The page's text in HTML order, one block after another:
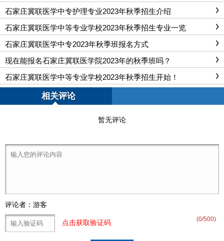
石家庄冀联医学中专护理专业2023年秋季招生介绍
石家庄冀联医学中等专业学校2023年秋季招生专业一览
石家庄冀联医学中专2023年秋季班报名方式
现在能报名石家庄冀联医学院2023年的秋季班吗？
石家庄冀联医学中等专业学校2023年秋季招生开始！
相关评论
暂无评论
评论者：游客
(0/500)
点击获取验证码